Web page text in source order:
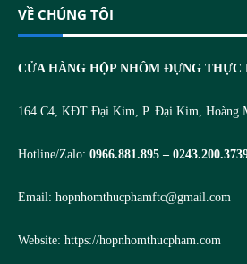
VỀ CHÚNG TÔI
CỬA HÀNG HỘP NHÔM ĐỰNG THỰC
164 C4, KĐT Đại Kim, P. Đại Kim, Hoàng
Hotline/Zalo: 0966.881.895 –
Email: hopnhomthucphamftc@gmail.com
Website: https://hopnhomthucpham.com